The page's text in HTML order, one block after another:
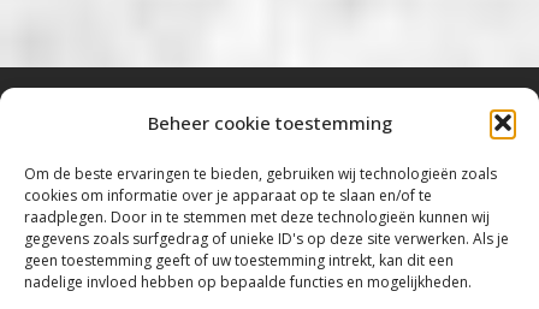
Beheer cookie toestemming
Om de beste ervaringen te bieden, gebruiken wij technologieën zoals
cookies om informatie over je apparaat op te slaan en/of te
raadplegen. Door in te stemmen met deze technologieën kunnen wij
gegevens zoals surfgedrag of unieke ID's op deze site verwerken. Als je
geen toestemming geeft of uw toestemming intrekt, kan dit een
nadelige invloed hebben op bepaalde functies en mogelijkheden.
“Voor de mooiste Blues, Rock, Roots &
Americana”
Copyright 2019 – 2026 Bluestown Music – All